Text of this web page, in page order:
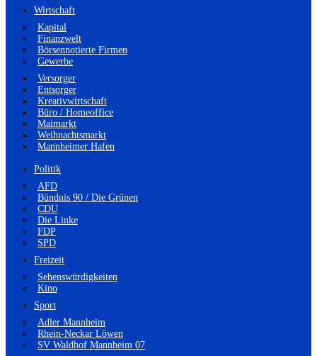
Wirtschaft
Kapital
Finanzwelt
Börsennotierte Firmen
Gewerbe
Versorger
Entsorger
Kreativwirtschaft
Büro / Homeoffice
Maimarkt
Weihnachtsmarkt
Mannheimer Hafen
Politik
AFD
Bündnis 90 / Die Grünen
CDU
Die Linke
FDP
SPD
Freizeit
Sehenswürdigkeiten
Kino
Sport
Adler Mannheim
Rhein-Neckar Löwen
SV Waldhof Mannheim 07